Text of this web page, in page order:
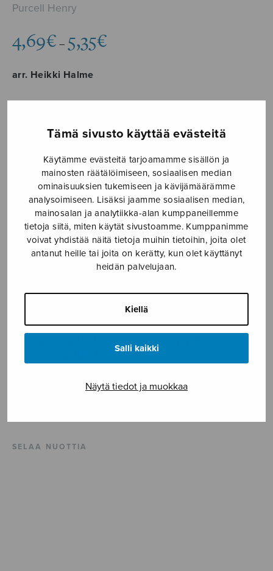
Tämä sivusto käyttää evästeitä
Käytämme evästeitä tarjoamamme sisällön ja
mainosten räätälöimiseen, sosiaalisen median
ominaisuuksien tukemiseen ja kävijämäärämme
analysoimiseen. Lisäksi jaamme sosiaalisen median,
mainosalan ja analytiikka-alan kumppaneillemme
tietoja siitä, miten käytät sivustoamme. Kumppanimme
voivat yhdistää näitä tietoja muihin tietoihin, joita olet
antanut heille tai joita on kerätty, kun olet käyttänyt
heidän palvelujaan.
Kiellä
Salli kaikki
Näytä tiedot ja muokkaa
Purcell Henry
4,69€ – 5,35€
arr. Heikki Halme
Lament
Final
Chorus
määrä
LISÄÄ
OSTOSKORIIN
Tuotetunnus (SKU):S2794
from Dido and Aeneas by Henry Purcell and Nahum
Sovitusvuosi 2011. Kesto 5’30”
ISMN 979-0-55013-794-3
SELAA NUOTTIA